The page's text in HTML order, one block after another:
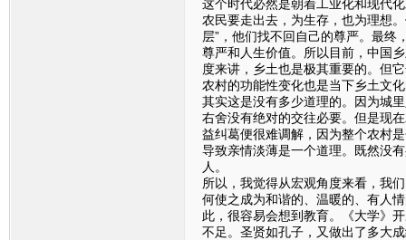
这个时代必然是朝着工业化和现代
农民要走出去，为生存，也为理想
层”，他们找不回自己的尊严。最
尊严和人生价值。所以目前，中国
度来讲，乡土也是极其重要的。但
农村的功能性变化也是当下乡土文
其实这是没有多少道理的。因为城
右舍没有绝对的交往必要。但是现
益纠葛便很难调解，因为整个农村
导致亲情淡薄是一个道理。既然没
人。
所以，我觉得从宏观角度来看，我
何使之成为和谐的、温暖的、有人
此，很容易会想到教育。《大学》
不足。圣贤如孔子，又做出了多大